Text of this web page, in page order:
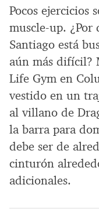
Pocos ejercicios
muscle-up.
Santiago está
aún más difícil?
Life Gym en
vestido en un
al villano de
la barra para
debe ser de
cinturón
adicionales.